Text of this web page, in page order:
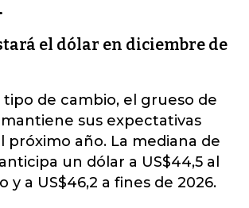
el dólar en diciembre de
de cambio, el grueso de
sus expectativas
próximo año. La mediana de
un dólar a US$44,5 al
y a US$46,2 a fines de 2026.